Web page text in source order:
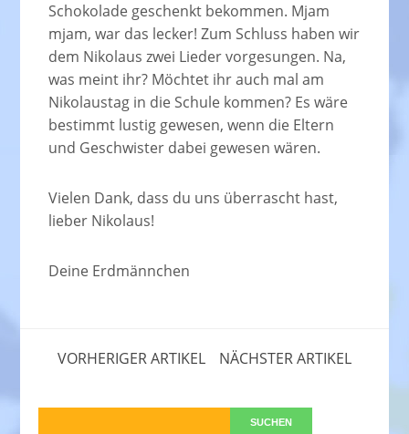
Schokolade geschenkt bekommen. Mjam
mjam, war das lecker! Zum Schluss haben wir
dem Nikolaus zwei Lieder vorgesungen. Na,
was meint ihr? Möchtet ihr auch mal am
Nikolaustag in die Schule kommen? Es wäre
bestimmt lustig gewesen, wenn die Eltern
und Geschwister dabei gewesen wären.
Vielen Dank, dass du uns überrascht hast,
lieber Nikolaus!
Deine Erdmännchen
VORHERIGER ARTIKEL NÄCHSTER ARTIKEL